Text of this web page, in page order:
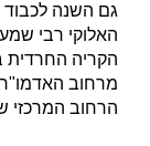
גם השנה לכבוד
האלוקי רבי
הקריה החרדית
מרחוב האדמו"ר
הרחוב המרכזי